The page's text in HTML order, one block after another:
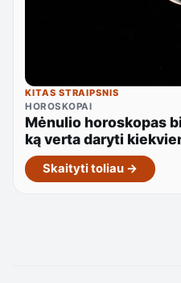
KITAS STRAIPSNIS
HOROSKOPAI
Mėnulio horoskopas
ką verta daryti
Skaityti toliau →